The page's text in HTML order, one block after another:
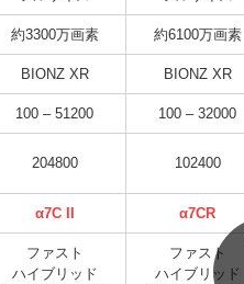
約3300万画素 約6100万画素
BIONZ XR BIONZ XR
100 – 51200 100 – 32000
204800 102400
α7C II α7CR
ファスト
ハイブリッド
ファスト
ハイブリッド